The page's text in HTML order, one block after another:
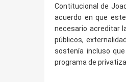
Contitucional de
acuerdo en que
necesario acreditar
públicos,
sostenía incluso
programa de